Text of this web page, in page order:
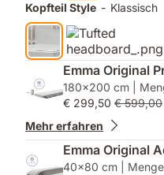
Kopfteil Style - Klassisch
Emma Original
180x200 cm |
€ 299,50 € 599,00
Mehr erfahren
Emma Original
40x80 cm |